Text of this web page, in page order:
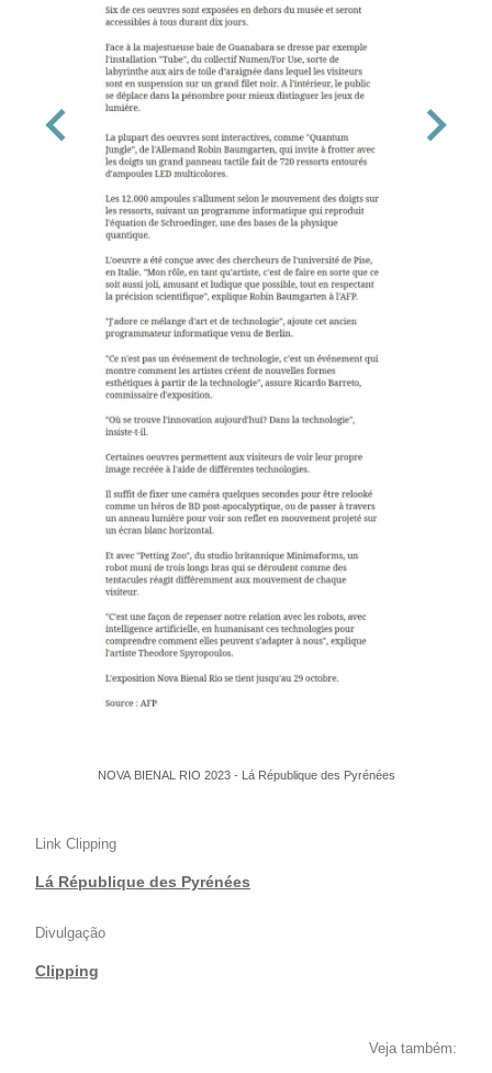
NOVA BIENAL RIO 2023 - Lá République des Pyrénées
Link Clipping
Lá République des Pyrénées
Divulgação
Clipping
Veja também: